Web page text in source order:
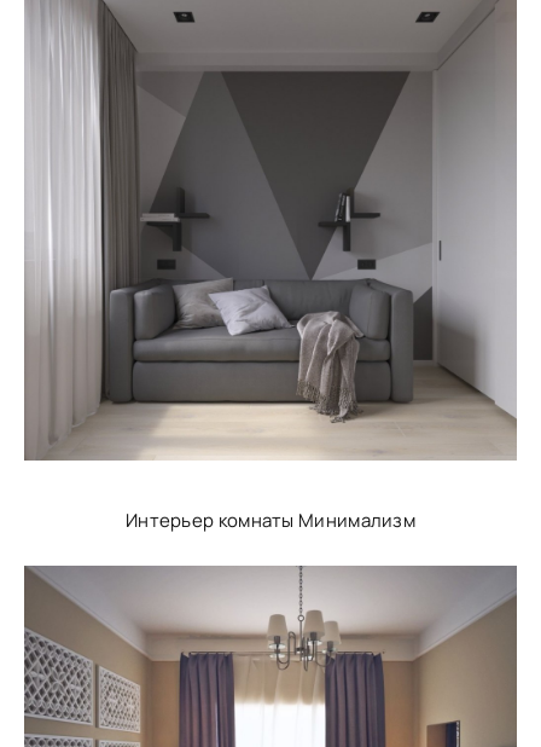
Интерьер комнаты Минимализм